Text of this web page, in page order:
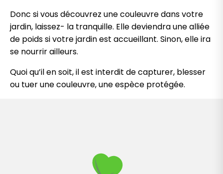
Donc si vous découvrez une couleuvre dans votre
jardin, laissez- la tranquille. Elle deviendra une alliée
de poids si votre jardin est accueillant. Sinon, elle ira
se nourrir ailleurs.
Quoi qu’il en soit, il est interdit de capturer, blesser
ou tuer une couleuvre, une espèce protégée.